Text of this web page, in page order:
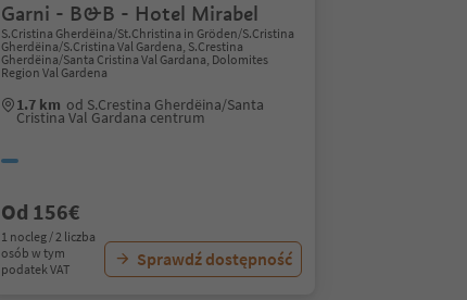
Garni - B&B - Hotel Mirabel
S.Cristina Gherdëina/St.Christina in Gröden/S.Cristina
Gherdëina/S.Cristina Val Gardena, S.Crestina
Gherdëina/Santa Cristina Val Gardana, Dolomites
Region Val Gardena
1.7 km od S.Crestina Gherdëina/Santa
Cristina Val Gardana centrum
Od 156€
1 nocleg / 2 liczba
osób w tym
podatek VAT
Sprawdź dostępność